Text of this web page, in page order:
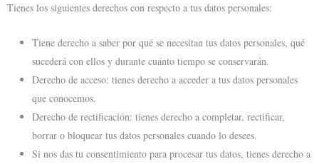
Tienes los siguientes derechos con respecto a tus datos personales:
Tiene derecho a saber por qué se necesitan tus datos personales, qué
sucederá con ellos y durante cuánto tiempo se conservarán.
Derecho de acceso: tienes derecho a acceder a tus datos personales
que conocemos.
Derecho de rectificación: tienes derecho a completar, rectificar,
borrar o bloquear tus datos personales cuando lo desees.
Si nos das tu consentimiento para procesar tus datos, tienes derecho a